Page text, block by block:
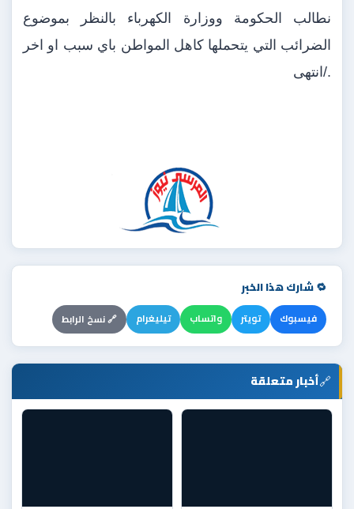
نطالب الحكومة ووزارة الكهرباء بالنظر بموضوع
الضرائب التي يتحملها كاهل المواطن باي سبب او اخر
./انتهى
🔁 شارك هذا الخبر
فيسبوك تويتر واتساب تيليغرام 🔗 نسخ الرابط
🔗أخبار متعلقة